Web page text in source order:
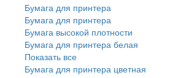
Бумага для принтера
Бумага для принтера
Бумага высокой плотности
Бумага для принтера белая
Показать все
Бумага для принтера цветная